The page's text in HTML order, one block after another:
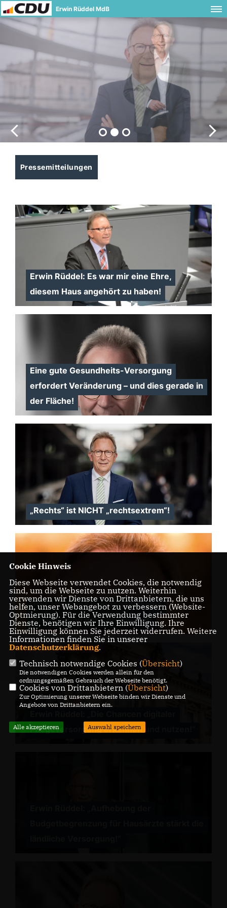
Erwin Rüddel MdB
Pressemitteilungen
Erwin Rüddel: Es war mir eine Ehre,
diesem Haus angehört zu haben!
Eine gute Gesundheits-Versorgung
erfordert Veränderung – und dies gerade in
der Fläche!
Rechts“ ist NICHT „rechtsextrem“!
Drei Jahre und immer noch keine
Aufarbeitung der Corona-Zeit!
Pflegeversorgung erkennen und nutzen!“
Cookie Hinweis
Diese Webseite verwendet Cookies, die notwendig
sind, um die Webseite zu nutzen. Weiterhin
verwenden wir Dienste von Drittanbietern, die uns
helfen, unser Webangebot zu verbessern (Website-
Optmierung). Für die Verwendung bestimmter
Dienste, benötigen wir Ihre Einwilligung. Ihre
Einwilligung können Sie jederzeit widerrufen. Weitere
Informationen finden Sie in unserer
Datenschutzerklärung.
Technisch notwendige Cookies (Übersicht)
Die notwendigen Cookies werden allein für den
ordnungsgemäßen Gebrauch der Webseite benötigt.
Cookies von Drittanbietern (Übersicht)
Zur Optimierung unserer Webseite binden wir Dienste und
Angebote von Drittanbietern ein.
Alle akzeptieren Auswahl speichern